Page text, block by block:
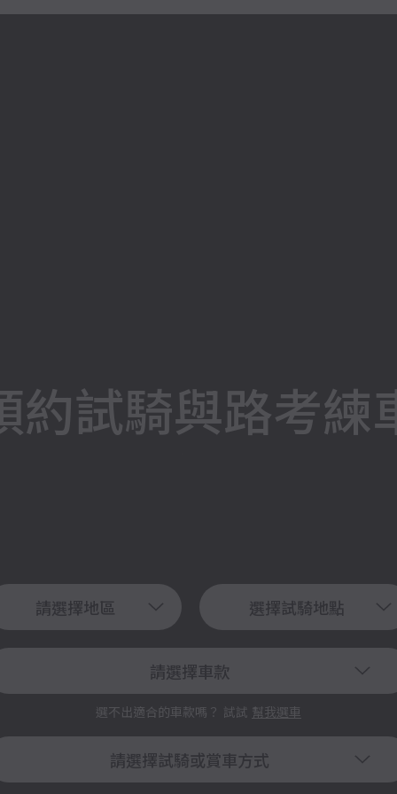
請選擇地區 選擇試騎地點
請選擇車款
選不出適合的車款嗎？ 試試 幫我選車
請選擇試騎或賞車方式
約試騎與路考練